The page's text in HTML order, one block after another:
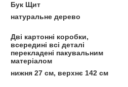
Бук Щит
натуральне дерево
Дві картонні коробки,
всередині всі деталі
перекладені пакувальним
матеріалом
нижня 27 см, верхнє 142 см